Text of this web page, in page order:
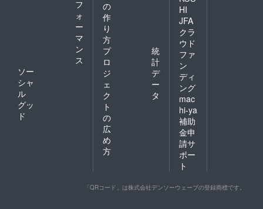
フ
ォ
ー
マ
ン
ス
ソー
シャ
ル
グッ
ド
の
作
り
方
プ
ロ
ジ
ェ
ク
ト
の
広
め
方
統
計
デ
ー
タ
HI
JFA
クラ
ウド
ファ
ン
ディ
ング
mac
hi-ya
補助
金申
請サ
ポー
ト
「QRコード」は株式会社デンソーウェーブの登録商標です。